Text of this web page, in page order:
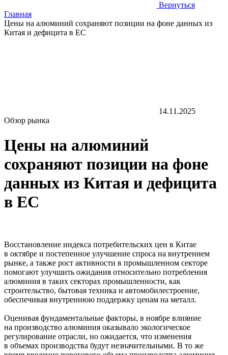
Вернуться
Главная
Цены на алюминий сохраняют позиции на фоне данных из
Китая и дефицита в ЕС
14.11.2025
Обзор рынка
Цены на алюминий
сохраняют позиции на фоне
данных из Китая и дефицита
в ЕС
Восстановление индекса потребительских цен в Китае
в октябре и постепенное улучшение спроса на внутреннем
рынке, а также рост активности в промышленном секторе
помогают улучшить ожидания относительно потребления
алюминия в таких секторах промышленности, как
строительство, бытовая техника и автомобилестроение,
обеспечивая внутреннюю поддержку ценам на металл.
Оценивая фундаментальные факторы, в ноябре влияние
на производство алюминия оказывало экологическое
регулирование отрасли, но ожидается, что изменения
в объемах производства будут незначительными. В то же